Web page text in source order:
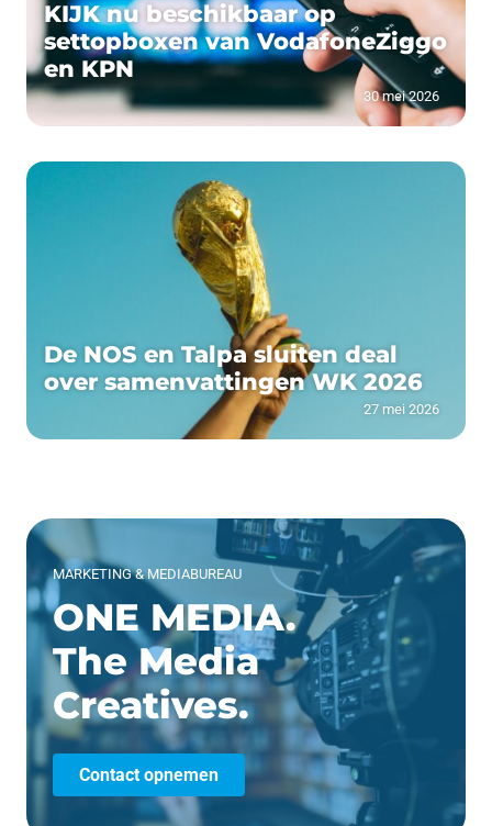
KIJK nu beschikbaar op
settopboxen van VodafoneZiggo
en KPN
30 mei 2026
De NOS en Talpa sluiten deal
over samenvattingen WK 2026
27 mei 2026
MARKETING & MEDIABUREAU
ONE MEDIA.
The Media
Creatives.
Contact opnemen